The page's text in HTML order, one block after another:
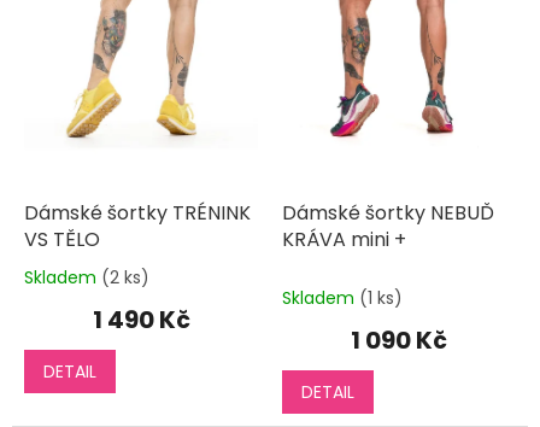
Dámské šortky TRÉNINK
VS TĚLO
Průměrné
produktu
je
5,0
z
Skladem (2 ks)
1 490 Kč
DETAIL
Dámské šortky NEBUĎ
KRÁVA mini +
Skladem (1 ks)
1 090 Kč
DETAIL